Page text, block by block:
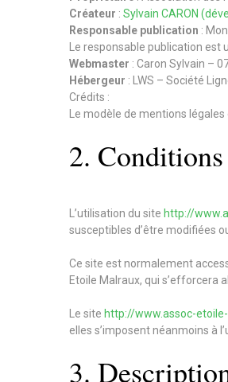
Créateur : Sylvain CARON
Responsable publication :
Le responsable publication est
Webmaster : Caron Sylvain –
Hébergeur : LWS – Société
Crédits :
Le modèle de mentions
2.
L’utilisation du site http://
susceptibles d’être modifiées
Ce site est normalement
Etoile Malraux, qui s’efforcera
Le site http://www.assoc-
elles s’imposent néanmoins à
3.